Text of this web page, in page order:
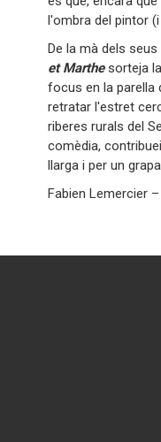
l'ombra del pintor
De la mà dels
et Marthesorteja
focus en la parella
retratar l'estret
riberes rurals del
comèdia,
llarga i per un
Fabien Lemercier